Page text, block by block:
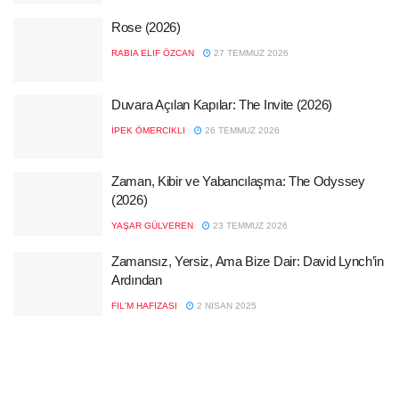
Rose (2026)
RABIA ELIF ÖZCAN 27 TEMMUZ 2026
Duvara Açılan Kapılar: The Invite (2026)
İPEK ÖMERCIKLI 26 TEMMUZ 2026
Zaman, Kibir ve Yabancılaşma: The Odyssey
(2026)
YAŞAR GÜLVEREN 23 TEMMUZ 2026
Zamansız, Yersiz, Ama Bize Dair: David Lynch’in
Ardından
FIL'M HAFIZASI 2 NISAN 2025